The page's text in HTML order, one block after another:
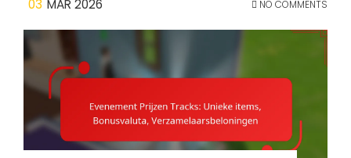
03 MAR 2026 NO COMMENTS